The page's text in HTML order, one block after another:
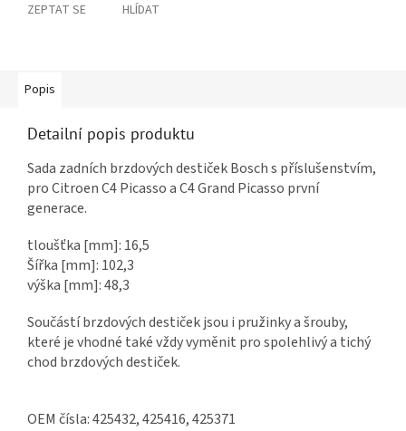
ZEPTAT SE HLÍDAT
Popis
Detailní popis produktu
Sada zadních brzdových destiček Bosch s příslušenstvím,
pro Citroen C4 Picasso a C4 Grand Picasso první
generace.
tloušťka [mm]: 16,5
Šířka [mm]: 102,3
výška [mm]: 48,3
Součástí brzdových destiček jsou i pružinky a šrouby,
které je vhodné také vždy vyměnit pro spolehlivý a tichý
chod brzdových destiček.
OEM čísla: 425432, 425416, 425371